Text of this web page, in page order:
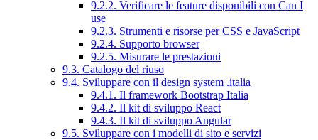
9.2.2. Verificare le feature disponibili con Can I
use
9.2.3. Strumenti e risorse per CSS e JavaScript
9.2.4. Supporto browser
9.2.5. Misurare le prestazioni
9.3. Catalogo del riuso
9.4. Sviluppare con il design system .italia
9.4.1. Il framework Bootstrap Italia
9.4.2. Il kit di sviluppo React
9.4.3. Il kit di sviluppo Angular
9.5. Sviluppare con i modelli di sito e servizi